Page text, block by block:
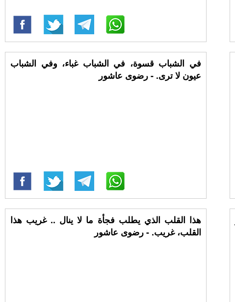
في الشباب قسوة، في الشباب غباء، وفي الشباب
عيون لا ترى. - رضوى عاشور
هذا القلب الذي يطلب فجأة ما لا ينال .. غريب هذا
القلب، غريب. - رضوى عاشور